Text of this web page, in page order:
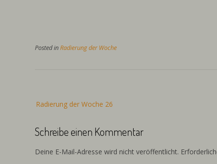
Posted inRadierung der Woche
Radierung der Woche 26
Schreibe einen Kommentar
Deine E-Mail-Adresse wird nicht veröffentlicht.